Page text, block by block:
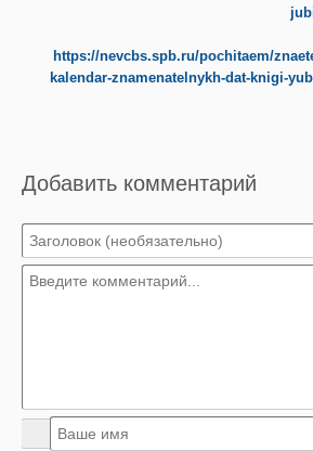
https://nevcbs.spb.ru/pochitaem/
kalendar-znamenatelnykh-dat-knigi-
Добавить комментарий